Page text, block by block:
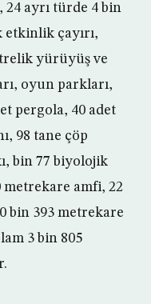
ayrı türde 4 bin
etkinlik çayırı,
yürüyüş ve
oyun parkları,
pergola, 40 adet
98 tane çöp
bin 77 biyolojik
metrekare amfi, 22
bin 393 metrekare
3 bin 805